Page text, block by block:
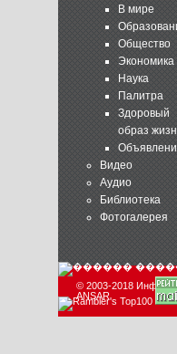
В мире
Общество
Экономика
Наука
Палитра
Здоровый
образ
Видео
Аудио
Библиотека
Фотогалерея
© 2003-2018
ANSAR